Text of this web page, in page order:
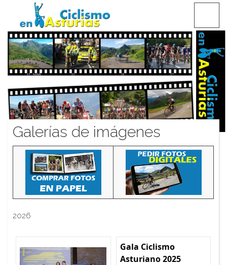
CICLISMO EN ASTURIAS
Galerías de imágenes
2026
Gala Ciclismo
Asturiano 2025